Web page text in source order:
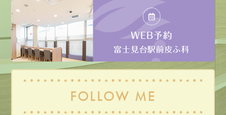
WEB予約
富士見台駅前皮ふ科
FOLLOW ME